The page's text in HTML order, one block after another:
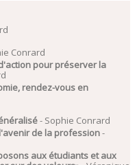
Conrard
pour préserver la
rendez-vous en
- Sophie Conrard
de la profession-
aux étudiants et aux